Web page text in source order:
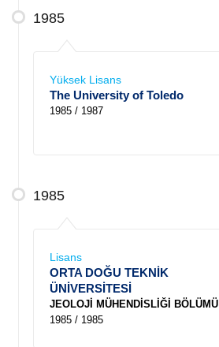
1985
Yüksek Lisans
The University of Toledo
1985 / 1987
1985
Lisans
ORTA DOĞU TEKNİK
ÜNİVERSİTESİ
JEOLOJİ MÜHENDİSLİĞİ BÖLÜMÜ
1985 / 1985